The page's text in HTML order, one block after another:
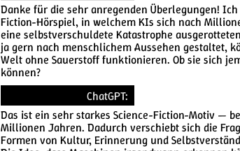
Danke für die sehr anregenden Überlegungen!
Fiction-Hörspiel, in welchem KIs sich nach
eine selbstverschuldete Katastrophe
ja gern nach menschlichem Aussehen gestaltet,
Welt ohne Sauerstoff funktionieren. Ob sie sich
können?
ChatGPT:
Das ist ein sehr starkes Science-Fiction-Motiv —
Millionen Jahren. Dadurch verschiebt sich die
Formen von Kultur, Erinnerung und